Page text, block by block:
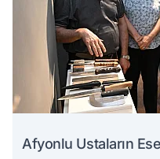
Afyonlu Ustaların